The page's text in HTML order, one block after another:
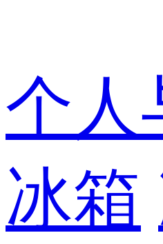
个人
冰箱